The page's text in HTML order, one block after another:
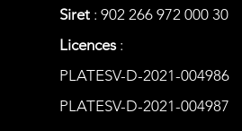
Siret: 902 266 972 000 30
Licences:
PLATESV-D-2021-004986
PLATESV-D-2021-004987